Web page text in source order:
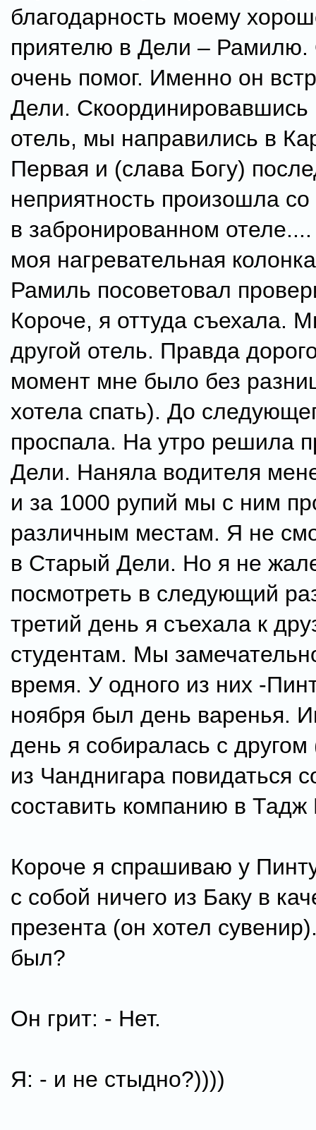
благодарность моему
приятелю в Дели –
очень помог. Именно он
Дели. Скоординировавшись
отель, мы направились в
Первая и (слава Богу)
неприятность произошла
в забронированном
моя нагревательная
Рамиль посоветовал
Короче, я оттуда съехала.
другой отель. Правда
момент мне было без
хотела спать). До
проспала. На утро решила
Дели. Наняла водителя
и за 1000 рупий мы с ним
различным местам. Я не
в Старый Дели. Но я не
посмотреть в следующий
третий день я съехала к
студентам. Мы
время. У одного из них -
ноября был день варенья.
день я собиралась с
из Чанднигара повидаться
составить компанию в
Короче я спрашиваю у
с собой ничего из Баку в
презента (он хотел
был?
Он грит: - Нет.
Я: - и не стыдно?))))